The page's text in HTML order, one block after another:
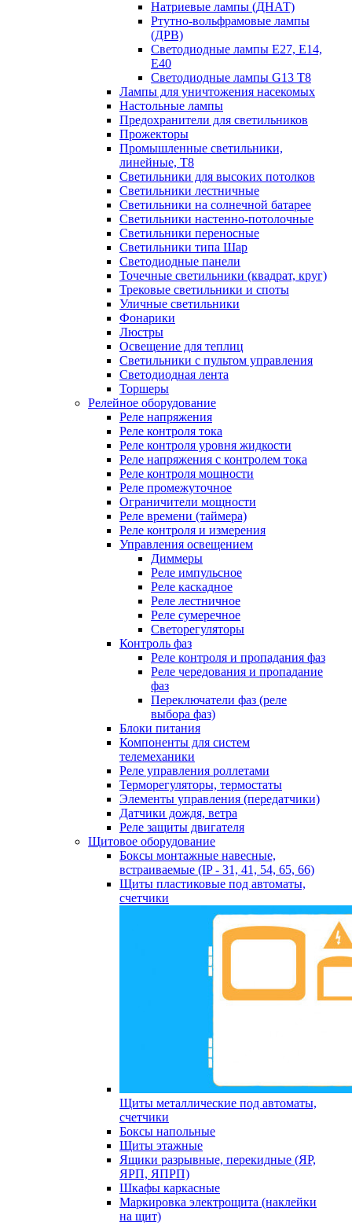
Натриевые лампы (ДНАТ)
Ртутно-вольфрамовые лампы
(ДРВ)
Светодиодные лампы E27, E14,
E40
Светодиодные лампы G13 Т8
Лампы для уничтожения насекомых
Настольные лампы
Предохранители для светильников
Прожекторы
Промышленные светильники,
линейные, Т8
Светильники для высоких потолков
Светильники лестничные
Светильники на солнечной батарее
Светильники настенно-потолочные
Светильники переносные
Светильники типа Шар
Светодиодные панели
Точечные светильники (квадрат, круг)
Трековые светильники и споты
Уличные светильники
Фонарики
Люстры
Освещение для теплиц
Светильники с пультом управления
Светодиодная лента
Торшеры
Релейное оборудование
Реле напряжения
Реле контроля тока
Реле контроля уровня жидкости
Реле напряжения с контролем тока
Реле контроля мощности
Реле промежуточное
Ограничители мощности
Реле времени (таймера)
Реле контроля и измерения
Управления освещением
Диммеры
Реле импульсное
Реле каскадное
Реле лестничное
Реле сумеречное
Светорегуляторы
Контроль фаз
Реле контроля и пропадания фаз
Реле чередования и пропадание
фаз
Переключатели фаз (реле
выбора фаз)
Блоки питания
Компоненты для систем
телемеханики
Реле управления роллетами
Терморегуляторы, термостаты
Элементы управления (передатчики)
Датчики дождя, ветра
Реле защиты двигателя
Щитовое оборудование
Боксы монтажные навесные,
встраиваемые (IP - 31, 41, 54, 65, 66)
Щиты пластиковые под автоматы,
счетчики
Щиты металлические под автоматы,
счетчики
Боксы напольные
Щиты этажные
Ящики разрывные, перекидные (ЯР,
ЯРП, ЯПРП)
Шкафы каркасные
Маркировка электрощита (наклейки
на щит)